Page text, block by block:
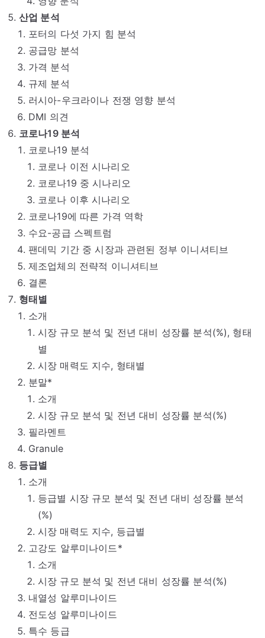
산업 분석
포터의 다섯 가지 힘 분석
공급망 분석
가격 분석
규제 분석
러시아-우크라이나 전쟁 영향 분석
DMI 의견
코로나19 분석
코로나19 분석
코로나 이전 시나리오
코로나19 중 시나리오
코로나 이후 시나리오
코로나19에 따른 가격 역학
수요-공급 스펙트럼
팬데믹 기간 중 시장과 관련된 정부 이니셔티브
제조업체의 전략적 이니셔티브
결론
형태별
소개
시장 규모 분석 및 전년 대비 성장률 분석(%), 형태
별
시장 매력도 지수, 형태별
분말*
소개
시장 규모 분석 및 전년 대비 성장률 분석(%)
필라멘트
Granule
등급별
소개
등급별 시장 규모 분석 및 전년 대비 성장률 분석
(%)
시장 매력도 지수, 등급별
고강도 알루미나이드*
소개
시장 규모 분석 및 전년 대비 성장률 분석(%)
내열성 알루미나이드
전도성 알루미나이드
특수 등급